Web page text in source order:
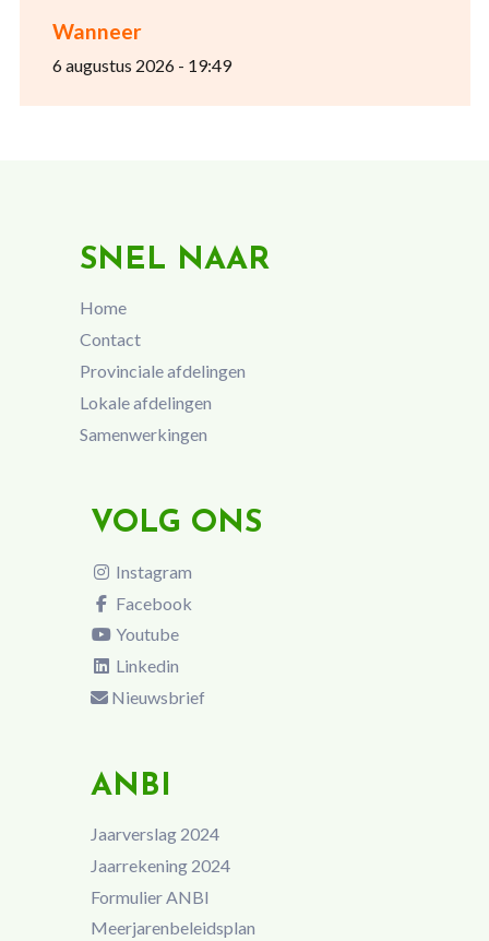
Wanneer
6 augustus 2026 - 19:49
SNEL NAAR
Home
Contact
Provinciale afdelingen
Lokale afdelingen
Samenwerkingen
VOLG ONS
Instagram
Facebook
Youtube
Linkedin
Nieuwsbrief
ANBI
Jaarverslag 2024
Jaarrekening 2024
Formulier ANBI
Meerjarenbeleidsplan